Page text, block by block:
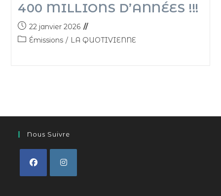
400 MILLIONS D’ANNÉES !!!
22 janvier 2026
Émissions / LA QUOTIVIENNE
Nous Suivre